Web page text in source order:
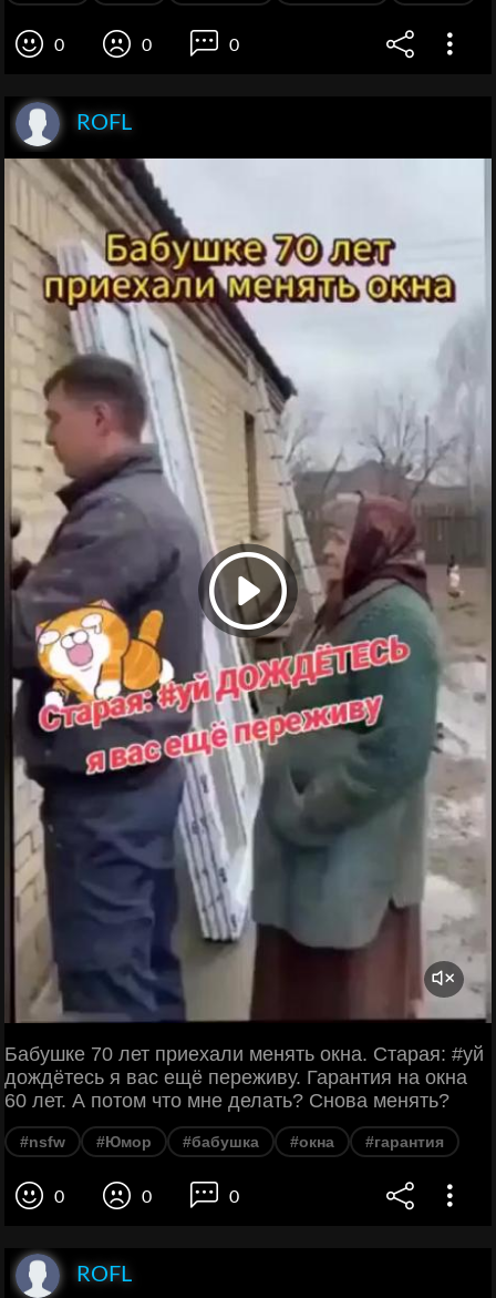
0 0 0
ROFL
Бабушке 70 лет приехали менять окна. Старая: #уй
дождётесь я вас ещё переживу. Гарантия на окна
60 лет. А потом что мне делать? Снова менять?
#nsfw #Юмор #бабушка #окна #гарантия
0 0 0
ROFL